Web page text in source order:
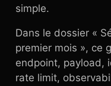
simple.
Dans le dossier «
premier mois », ce
endpoint, payload,
rate limit,